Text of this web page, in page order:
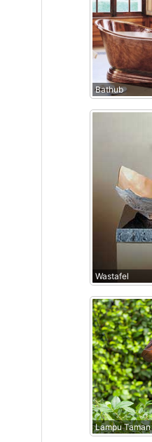
Bathub
Wastafel
Lampu Taman